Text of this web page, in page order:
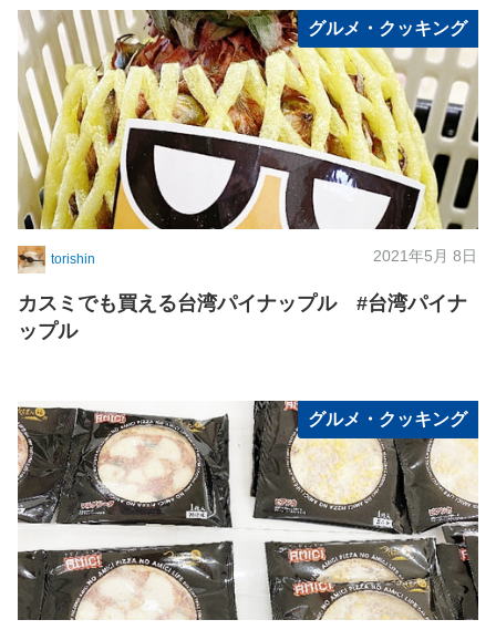
グルメ・クッキング
torishin 2021年5月 8日
カスミでも買える台湾パイナップル #台湾パイナ
ップル
グルメ・クッキング